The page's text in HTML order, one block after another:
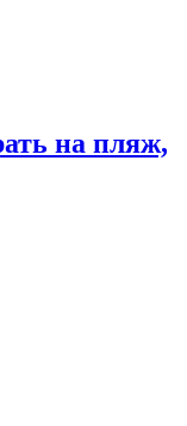
на пляж,